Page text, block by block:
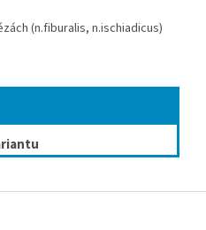
(n.fiburalis, n.ischiadicus)